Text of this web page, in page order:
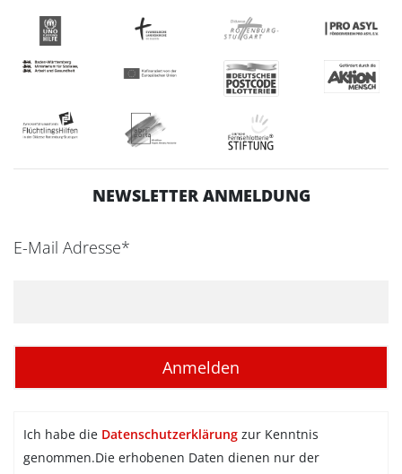
NEWSLETTER ANMELDUNG
E-Mail Adresse*
Ich habe die Datenschutzerklärung zur Kenntnis
genommen.Die erhobenen Daten dienen nur der